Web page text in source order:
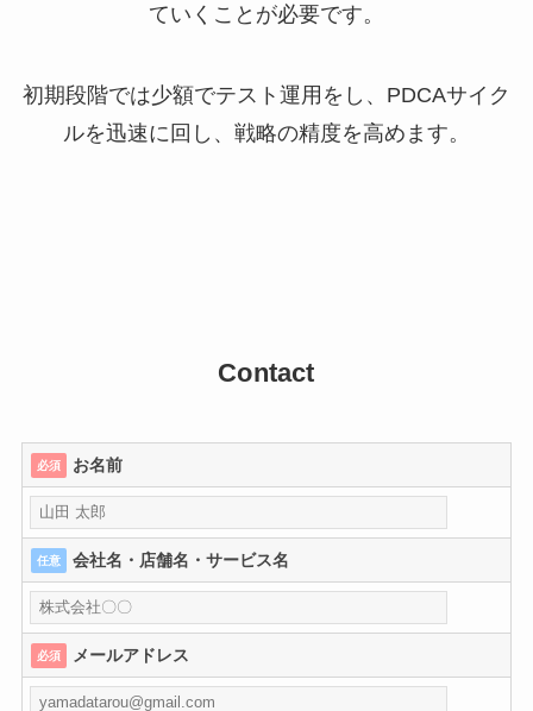
ていくことが必要です。
初期段階では少額でテスト運用をし、PDCAサイク
ルを迅速に回し、戦略の精度を高めます。
Contact
必須 お名前
任意 会社名・店舗名・サービス名
必須 メールアドレス